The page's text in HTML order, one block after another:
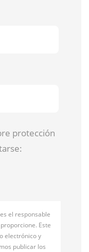
protección
es el responsable
Este
electrónico y
publicar los